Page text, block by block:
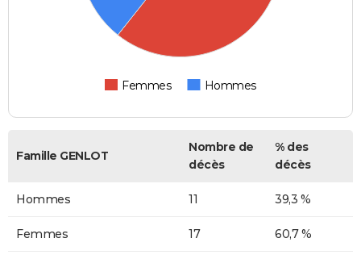
Femmes Hommes
Famille GENLOT
Nombre de
décès
% des
décès
Hommes 11 39,3 %
Femmes 17 60,7 %